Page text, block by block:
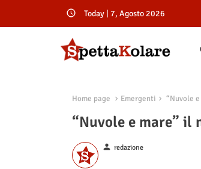
Today | 7, Agosto 2026
Home page Emergenti “Nuvole
“Nuvole e mare” il
person redazione